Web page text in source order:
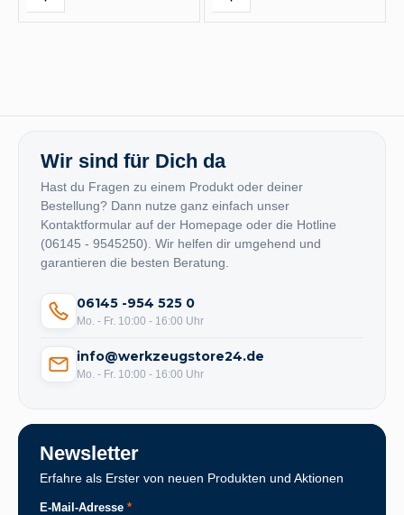
Wir sind für Dich da
Hast du Fragen zu einem Produkt oder deiner
Bestellung? Dann nutze ganz einfach unser
Kontaktformular auf der Homepage oder die Hotline
(06145 - 9545250). Wir helfen dir umgehend und
garantieren die besten Beratung.
06145 -954 525 0
Mo. - Fr. 10:00 - 16:00 Uhr
info@werkzeugstore24.de
Mo. - Fr. 10:00 - 16:00 Uhr
Newsletter
Erfahre als Erster von neuen Produkten und Aktionen
E-Mail-Adresse *